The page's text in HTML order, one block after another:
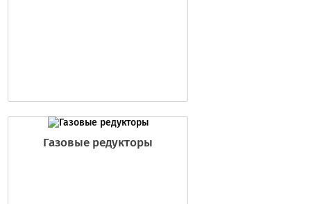
Газовые редукторы